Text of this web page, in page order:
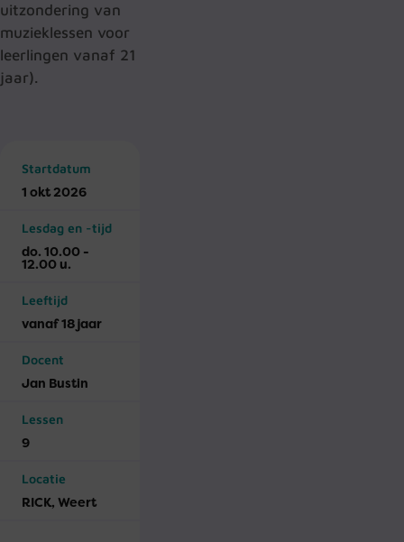
uitzondering van
muzieklessen voor
leerlingen vanaf 21
jaar).
Startdatum
1 okt 2026
Lesdag en -tijd
do. 10.00 -
12.00 u.
Leeftijd
vanaf 18 jaar
Docent
Jan Bustin
Lessen
9
Locatie
RICK, Weert